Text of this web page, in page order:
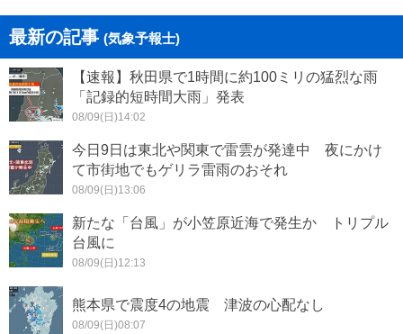
最新の記事 (気象予報士)
【速報】秋田県で1時間に約100ミリの猛烈な雨
「記録的短時間大雨」発表
08/09(日)14:02
今日9日は東北や関東で雷雲が発達中 夜にかけ
て市街地でもゲリラ雷雨のおそれ
08/09(日)13:06
新たな「台風」が小笠原近海で発生か トリプル
台風に
08/09(日)12:13
熊本県で震度4の地震 津波の心配なし
08/09(日)08:07